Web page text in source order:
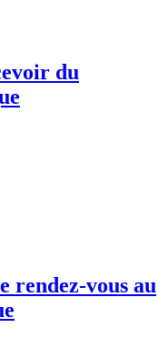
du
rendez-vous au